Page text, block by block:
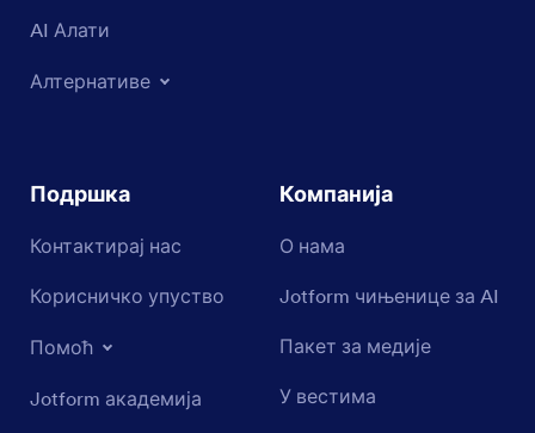
AI Алати
Алтернативе
Подршка
Контактирај нас
Корисничко упуство
Помоћ
Jotform академија
Компанија
О нама
Jotform чињенице за AI
Пакет за медије
У вестима